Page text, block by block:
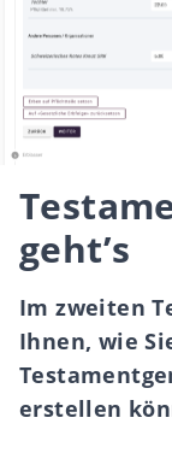
geht’s
Im zweiten
Ihnen, wie
erstellen